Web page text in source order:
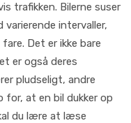
trafikken. Bilerne suser
intervaller,
Det er ikke bare
er også deres
pludseligt, andre
for, at en bil dukker op
du lære at læse